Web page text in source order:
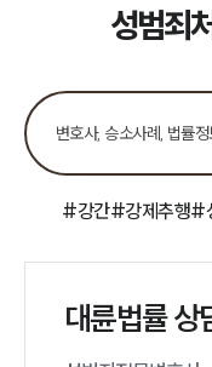
대
성범죄
#강간#강제추행#
대륜법률 상